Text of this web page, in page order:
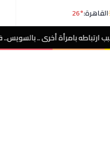
القاهرة:26°
.. بالسويس.. فيديو مصر الآن